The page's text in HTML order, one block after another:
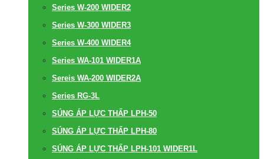
Series W-200 WIDER2
Series W-300 WIDER3
Series W-400 WIDER4
Series WA-101 WIDER1A
Sereis WA-200 WIDER2A
Series RG-3L
SÚNG ÁP LỰC THẤP LPH-50
SÚNG ÁP LỰC THẤP LPH-80
SÚNG ÁP LỰC THẤP LPH-101 WIDER1L